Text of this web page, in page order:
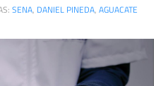
SENA, DANIEL PINEDA, AGUACATE